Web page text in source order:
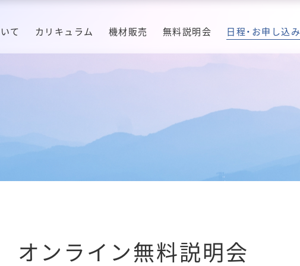
て カリキュラム 機材販売 無料説明会 日程・お申し込み
オンライン無料説明会